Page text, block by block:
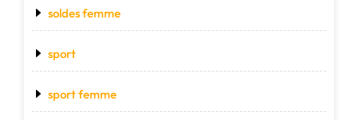
soldes femme
sport
sport femme